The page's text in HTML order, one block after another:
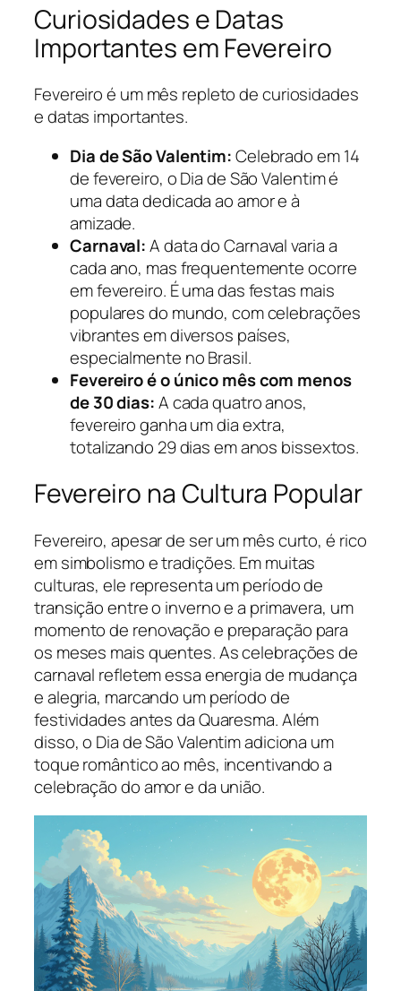
Curiosidades e Datas
Importantes em Fevereiro
Fevereiro é um mês repleto de curiosidades
e datas importantes.
Dia de São Valentim:Celebrado em 14
de fevereiro, o Dia de São Valentim é
uma data dedicada ao amor e à
amizade.
Carnaval:A data do Carnaval varia a
cada ano, mas frequentemente ocorre
em fevereiro. É uma das festas mais
populares do mundo, com celebrações
vibrantes em diversos países,
especialmente no Brasil.
Fevereiro é o único mês com menos
de 30 dias:A cada quatro anos,
fevereiro ganha um dia extra,
totalizando 29 dias em anos bissextos.
Fevereiro na Cultura Popular
Fevereiro, apesar de ser um mês curto, é rico
em simbolismo e tradições. Em muitas
culturas, ele representa um período de
transição entre o inverno e a primavera, um
momento de renovação e preparação para
os meses mais quentes. As celebrações de
carnaval refletem essa energia de mudança
e alegria, marcando um período de
festividades antes da Quaresma. Além
disso, o Dia de São Valentim adiciona um
toque romântico ao mês, incentivando a
celebração do amor e da união.